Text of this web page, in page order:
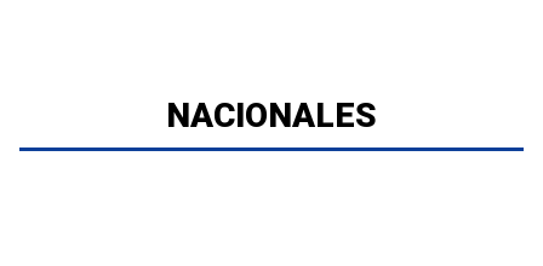
NACIONALES